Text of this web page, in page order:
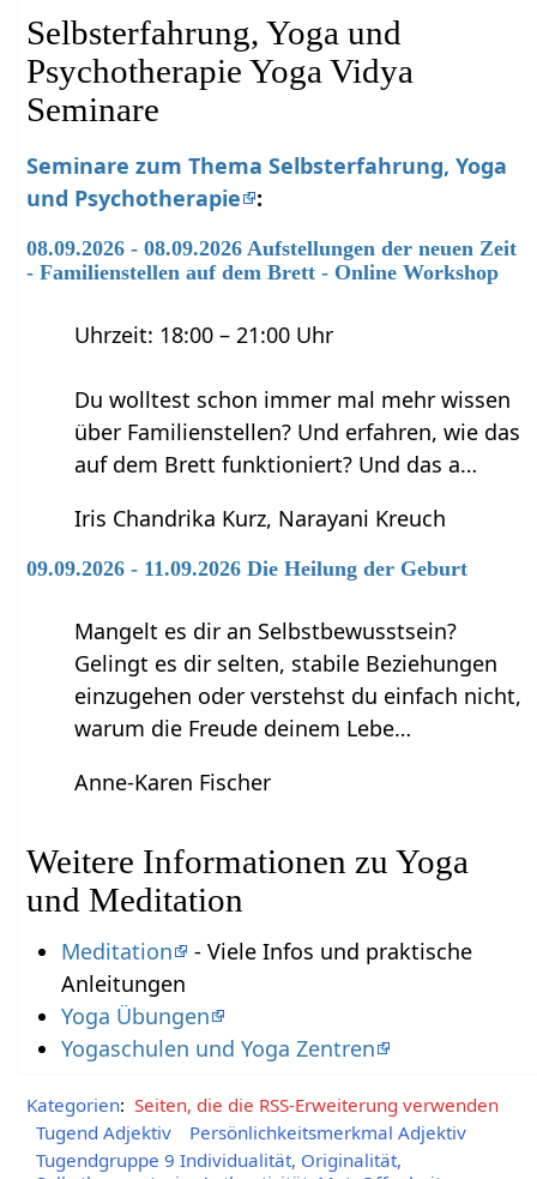
Selbsterfahrung, Yoga und
Psychotherapie Yoga Vidya
Seminare
Seminare zum Thema Selbsterfahrung, Yoga
und Psychotherapie
:
08.09.2026 - 08.09.2026 Aufstellungen der neuen Zeit
- Familienstellen auf dem Brett - Online Workshop
Uhrzeit: 18:00 – 21:00 Uhr
Du wolltest schon immer mal mehr wissen
über Familienstellen? Und erfahren, wie das
auf dem Brett funktioniert? Und das a…
Iris Chandrika Kurz, Narayani Kreuch
09.09.2026 - 11.09.2026 Die Heilung der Geburt
Mangelt es dir an Selbstbewusstsein?
Gelingt es dir selten, stabile Beziehungen
einzugehen oder verstehst du einfach nicht,
warum die Freude deinem Lebe…
Anne-Karen Fischer
Weitere Informationen zu Yoga
und Meditation
Meditation
- Viele Infos und praktische
Anleitungen
Yoga Übungen
Yogaschulen und Yoga Zentren
Kategorien: Seiten, die die RSS-Erweiterung verwenden
Tugend Adjektiv
Persönlichkeitsmerkmal Adjektiv
Tugendgruppe 9 Individualität, Originalität,